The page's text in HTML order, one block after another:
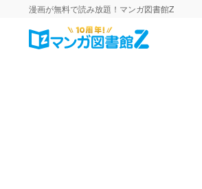
漫画が無料で読み放題！マンガ図書館Z